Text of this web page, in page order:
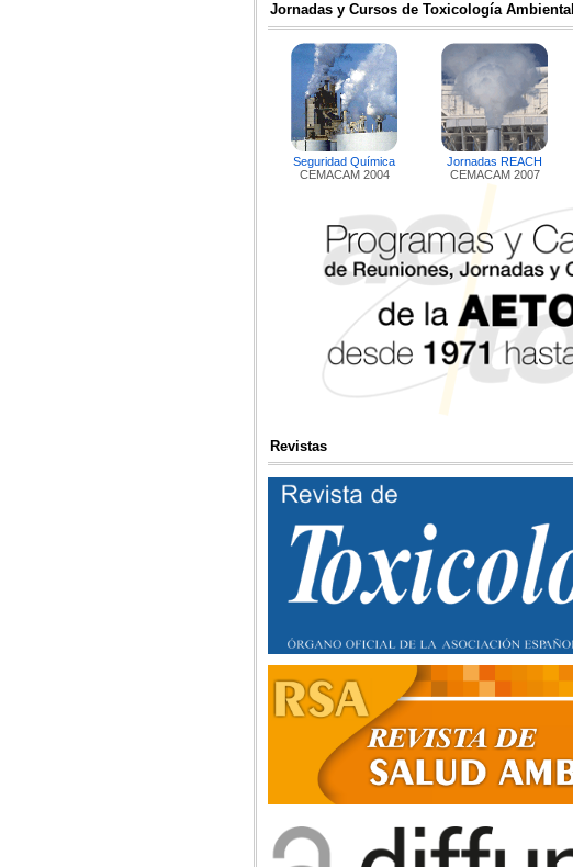
Jornadas y Cursos de Toxicología Ambiental
Seguridad Química
CEMACAM 2004
Jornadas REACH
CEMACAM 2007
Revistas